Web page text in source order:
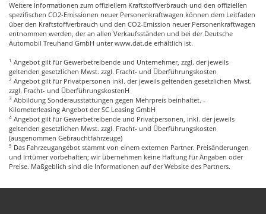
Weitere Informationen zum offiziellem Kraftstoffverbrauch und den offiziellen
spezifischen CO2-Emissionen neuer Personenkraftwagen können dem Leitfaden
über den Kraftstoffverbrauch und den CO2-Emission neuer Personenkraftwagen
entnommen werden, der an allen Verkaufsständen und bei der Deutsche
Automobil Treuhand GmbH unterwww.dat.de erhältlich ist.
1 Angebot gilt für Gewerbetreibende und Unternehmer, zzgl. der jeweils
geltenden gesetzlichen Mwst. zzgl. Fracht- und Überführungskosten
2 Angebot gilt für Privatpersonen inkl. der jeweils geltenden gesetzlichen Mwst.
zzgl. Fracht- und ÜberführungskostenH
3 Abbildung Sonderausstattungen gegen Mehrpreis beinhaltet. -
Kilometerleasing Angebot der SC Leasing GmbH
4 Angebot gilt für Gewerbetreibende und Privatpersonen, inkl. der jeweils
geltenden gesetzlichen Mwst. zzgl. Fracht- und Überführungskosten
(ausgenommen Gebrauchtfahrzeuge)
5 Das Fahrzeugangebot stammt von einem externen Partner. Preisänderungen
und Irrtümer vorbehalten; wir übernehmen keine Haftung für Angaben oder
Preise. Maßgeblich sind die Informationen auf der Website des Partners.